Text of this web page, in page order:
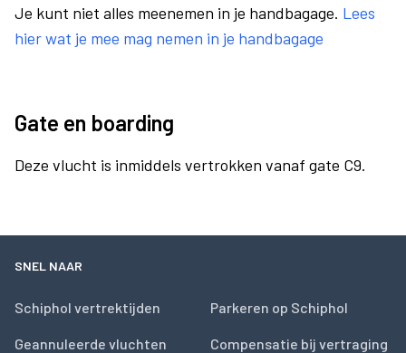
Je kunt niet alles meenemen in je handbagage. Lees
hier wat je mee mag nemen in je handbagage
Gate en boarding
Deze vlucht is inmiddels vertrokken vanaf gate C9.
SNEL NAAR
Schiphol vertrektijden
Geannuleerde vluchten
Parkeren op Schiphol
Compensatie bij vertraging